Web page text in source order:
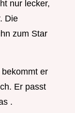
nur lecker,
Die
zum Star
er
Er passt
.